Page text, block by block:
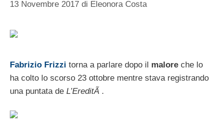
13 Novembre 2017 di Eleonora Costa
Fabrizio Frizzi torna a parlare dopo il malore che lo
ha colto lo scorso 23 ottobre mentre stava registrando
una puntata de L’EreditÃ .